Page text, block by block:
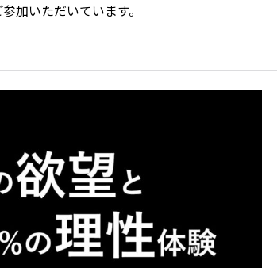
加いただいています。